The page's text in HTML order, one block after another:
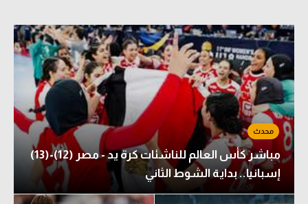
مباشر كأس العالم للناشئات كرة يد - مصر (12)-(13)
إسبانيا.. بداية الشوط الثاني